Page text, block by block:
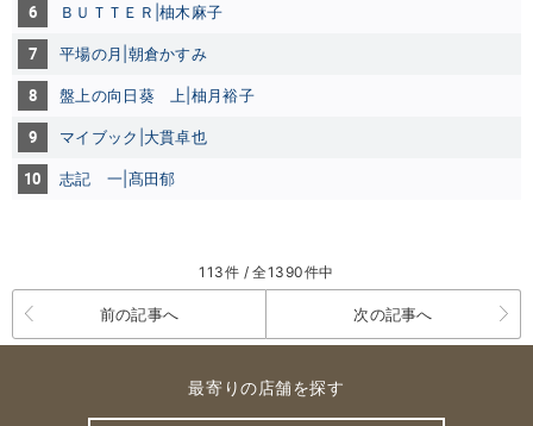
6 ＢＵＴＴＥＲ|柚木麻子
7 平場の月|朝倉かすみ
8 盤上の向日葵 上|柚月裕子
9 マイブック|大貫卓也
10 志記 一|髙田郁
113件 / 全1390件中
前の記事へ 次の記事へ
最寄りの店舗を探す